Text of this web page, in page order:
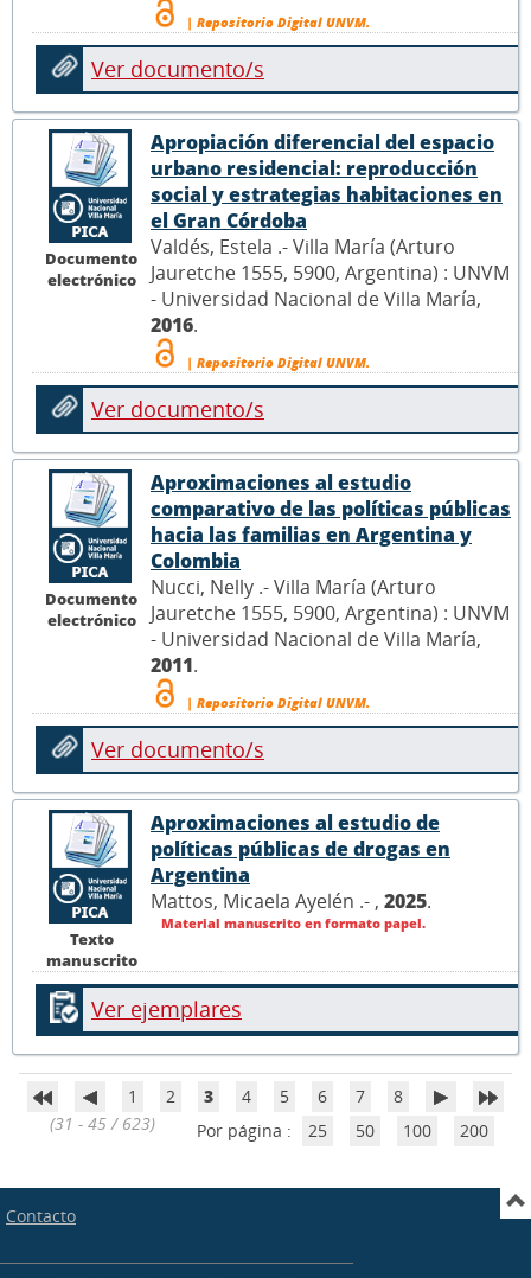
| Repositorio Digital UNVM.
Ver documento/s
Documento
electrónico
Apropiación diferencial del espacio
urbano residencial: reproducción
social y estrategias habitaciones en
el Gran Córdoba
Valdés, Estela .- Villa María (Arturo
Jauretche 1555, 5900, Argentina) : UNVM
- Universidad Nacional de Villa María,
2016.
| Repositorio Digital UNVM.
Ver documento/s
Documento
electrónico
Aproximaciones al estudio
comparativo de las políticas públicas
hacia las familias en Argentina y
Colombia
Nucci, Nelly .- Villa María (Arturo
Jauretche 1555, 5900, Argentina) : UNVM
- Universidad Nacional de Villa María,
2011.
| Repositorio Digital UNVM.
Ver documento/s
Texto
manuscrito
Aproximaciones al estudio de
políticas públicas de drogas en
Argentina
Mattos, Micaela Ayelén .- , 2025.
Material manuscrito en formato papel.
Ver ejemplares
1 2 3 4 5 6 7
8
(31 - 45 / 623)
Por página : 25 50 100 200
Contacto